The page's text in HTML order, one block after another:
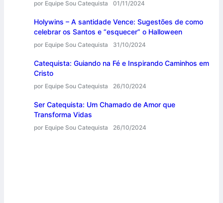
por Equipe Sou Catequista 01/11/2024
Holywins – A santidade Vence: Sugestões de como
celebrar os Santos e “esquecer” o Halloween
por Equipe Sou Catequista 31/10/2024
Catequista: Guiando na Fé e Inspirando Caminhos em
Cristo
por Equipe Sou Catequista 26/10/2024
Ser Catequista: Um Chamado de Amor que
Transforma Vidas
por Equipe Sou Catequista 26/10/2024